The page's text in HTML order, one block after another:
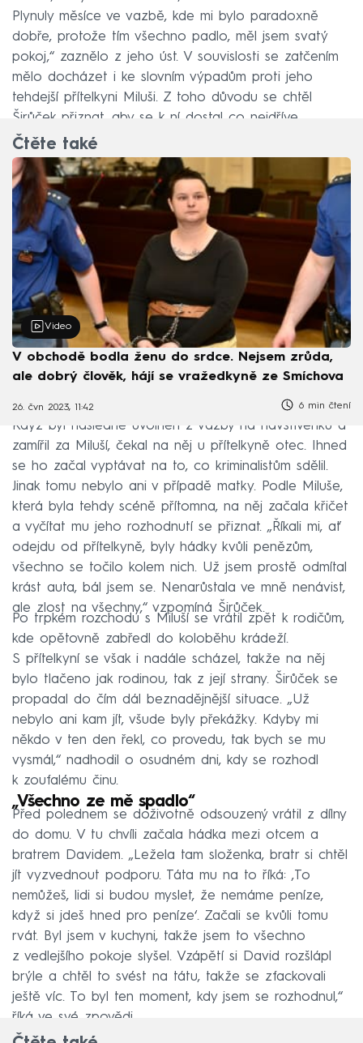
Plynuly měsíce ve vazbě, kde mi bylo paradoxně
dobře, protože tím všechno padlo, měl jsem svatý
pokoj,“ zaznělo z jeho úst. V souvislosti se zatčením
mělo docházet i ke slovním výpadům proti jeho
tehdejší přítelkyni Miluši. Z toho důvodu se chtěl
Širůček přiznat, aby se k ní dostal co nejdříve.
Čtěte také
Video
V obchodě bodla ženu do srdce. Nejsem zrůda,
ale dobrý člověk, hájí se vražedkyně ze Smíchova
26. čvn 2023, 11:42 6 min čtení
Když byl následně uvolněn z vazby na navštívenku a
zamířil za Miluší, čekal na něj u přítelkyně otec. Ihned
se ho začal vyptávat na to, co kriminalistům sdělil.
Jinak tomu nebylo ani v případě matky. Podle Miluše,
která byla tehdy scéně přítomna, na něj začala křičet
a vyčítat mu jeho rozhodnutí se přiznat. „Říkali mi, ať
odejdu od přítelkyně, byly hádky kvůli penězům,
všechno se točilo kolem nich. Už jsem prostě odmítal
krást auta, bál jsem se. Nenarůstala ve mně nenávist,
ale zlost na všechny,“ vzpomíná Širůček.
Po trpkém rozchodu s Miluší se vrátil zpět k rodičům,
kde opětovně zabředl do koloběhu krádeží.
S přítelkyní se však i nadále scházel, takže na něj
bylo tlačeno jak rodinou, tak z její strany. Širůček se
propadal do čím dál beznadějnější situace. „Už
nebylo ani kam jít, všude byly překážky. Kdyby mi
někdo v ten den řekl, co provedu, tak bych se mu
vysmál,“ nadhodil o osudném dni, kdy se rozhodl
k zoufalému činu.
„Všechno ze mě spadlo“
Před polednem se doživotně odsouzený vrátil z dílny
do domu. V tu chvíli začala hádka mezi otcem a
bratrem Davidem. „Ležela tam složenka, bratr si chtěl
jít vyzvednout podporu. Táta mu na to říká: ‚To
nemůžeš, lidi si budou myslet, že nemáme peníze,
když si jdeš hned pro peníze‘. Začali se kvůli tomu
rvát. Byl jsem v kuchyni, takže jsem to všechno
z vedlejšího pokoje slyšel. Vzápětí si David rozšlápl
brýle a chtěl to svést na tátu, takže se zfackovali
ještě víc. To byl ten moment, kdy jsem se rozhodnul,“
říká ve své zpovědi.